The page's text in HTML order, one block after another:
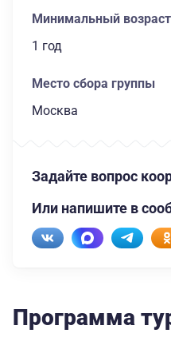
Минимальный возраст
1 год
Место сбора группы
Москва
Задайте вопрос
Или напишите в
Программа